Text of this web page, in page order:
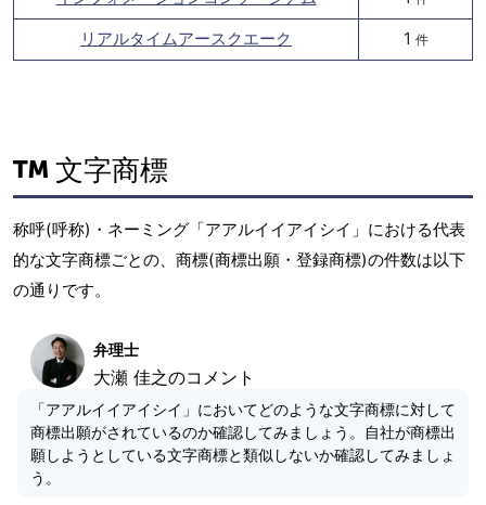
リアルタイムアースクエーク 1 件
文字商標
称呼(呼称)・ネーミング「アアルイイアイシイ」における代表
的な文字商標ごとの、商標(商標出願・登録商標)の件数は以下
の通りです。
弁理士
大瀬 佳之のコメント
「アアルイイアイシイ」においてどのような文字商標に対して
商標出願がされているのか確認してみましょう。自社が商標出
願しようとしている文字商標と類似しないか確認してみましょ
う。